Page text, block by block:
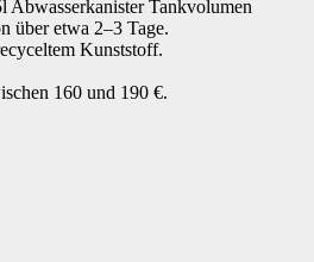
Abwasserkanister Tankvolumen
über etwa 2–3 Tage.
Kunststoff.
160 und 190 €.